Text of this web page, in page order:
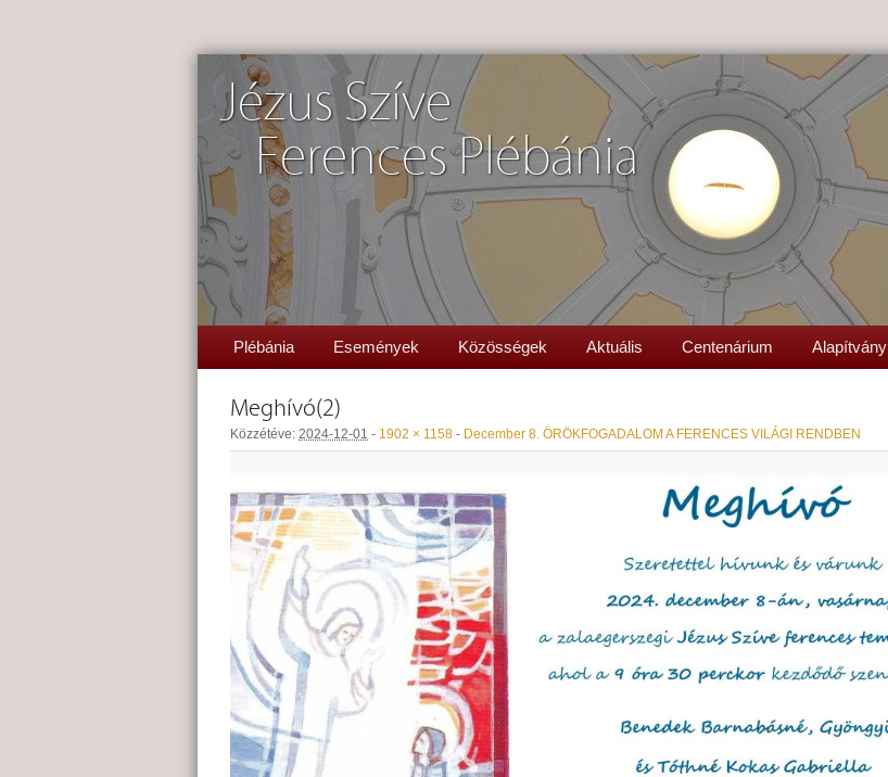
Jézus Szíve
Ferences Plébánia
Plébánia Események Közösségek Aktuális Centenárium Alapítvány
Meghívó(2)
Közzétéve: 2024-12-01 - 1902 × 1158 - December 8. ÖRÖKFOGADALOM A FERENCES VILÁGI RENDBEN